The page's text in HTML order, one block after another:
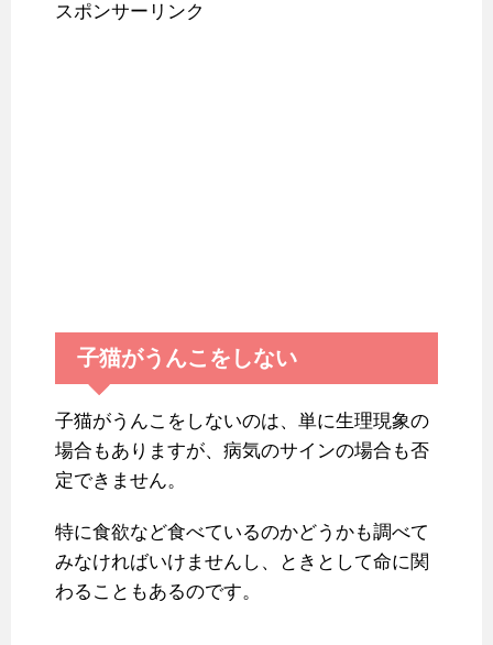
スポンサーリンク
子猫がうんこをしない
子猫がうんこをしないのは、単に生理現象の
場合もありますが、病気のサインの場合も否
定できません。
特に食欲など食べているのかどうかも調べて
みなければいけませんし、ときとして命に関
わることもあるのです。